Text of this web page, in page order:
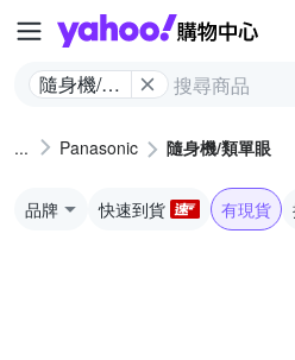
隨身機/類
Panasonic 隨身機/類單眼
品牌 快速到貨 有現貨